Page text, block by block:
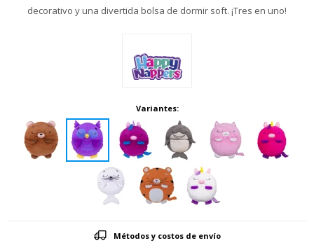
decorativo y una divertida bolsa de dormir soft. ¡Tres en uno!
Variantes:
Métodos y costos de envío